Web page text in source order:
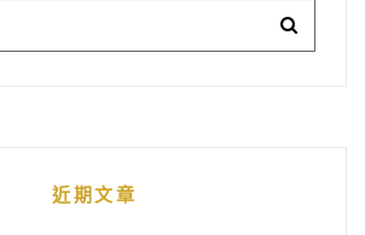
近期文章